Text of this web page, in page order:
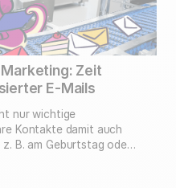
Zeit
E-Mails
nur wichtige
Kontakte damit auch
B. am Geburtstag oder